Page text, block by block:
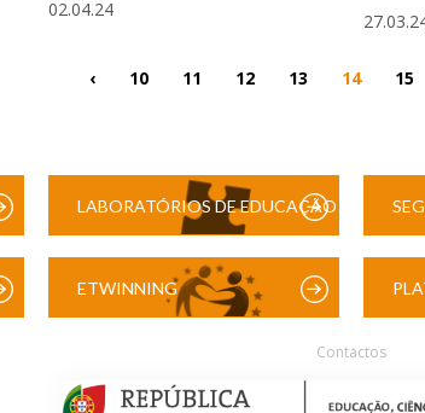
02.04.24
‹ 10 11 12 13 14 15
LABORATÓRIOS DE EDUCAÇÃO
ETWINNING
Contactos